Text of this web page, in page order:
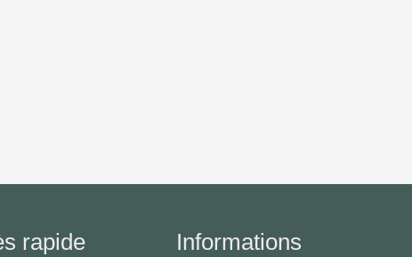
rapide Informations